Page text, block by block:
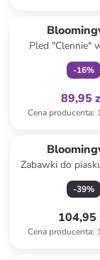
Pled "Clennie"
kremowo-
130 cm
-16%
89,95
Cena producenta:
Zabawki do
18 m+
-39%
104,95
Cena producenta: